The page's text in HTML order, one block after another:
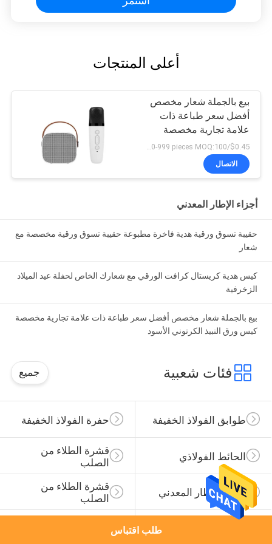
sessions. Highly r
أعلى المنتجات
بيع بالجملة شعار مخصص
أفضل سعر طباعة ذات
علامة تجارية مخصصة
كيس ورق النبيذ الكرتوني
الأسود
$0.45/pieces 100-999 pieces MOQ:100 قطعة
الاتصال
أجزاء الإطار المعدني
حقيبة تسوق ورقية هدية فاخرة مطبوعة حقيبة تسوق ورقية مخصصة مع
شعار
كيس هدية كريستال كرافت الورقي مع شعارك الخاص لحفلة عيد الميلاد
الزخرفية
بيع بالجملة شعار مخصص أفضل سعر طباعة ذات علامة تجارية مخصصة
كيس ورق النبيذ الكرتوني الأسود
فئات شعبية جميع
حفرة الفولاذ الخفيفة طوابق الفولاذ الخفيفة
قشرة الطلاء من
الصلب
الحائط الفولاذي
قشرة الطلاء من
الصلب
أجزاء الإطار المعدني
خشب الفولاذ الخفيفطلب اقتباس